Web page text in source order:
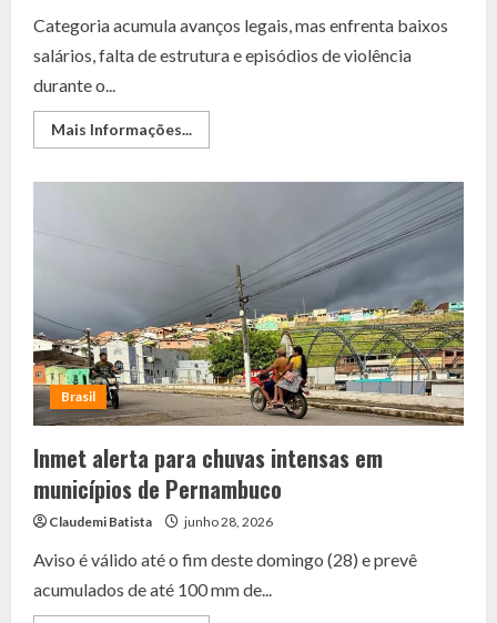
Categoria acumula avanços legais, mas enfrenta baixos
salários, falta de estrutura e episódios de violência
durante o...
Mais Informações...
more
avançou
valorização
dos
conselheiros
tutelares
no
Brasil?
Brasil
Inmet alerta para chuvas intensas em
municípios de Pernambuco
Claudemi Batista junho 28, 2026
Aviso é válido até o fim deste domingo (28) e prevê
acumulados de até 100 mm de...